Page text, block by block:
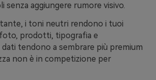
senza aggiungere rumore visivo.
i toni neutri rendono i tuoi
prodotti, tipografia e
dati tendono a sembrare più premium
non è in competizione per